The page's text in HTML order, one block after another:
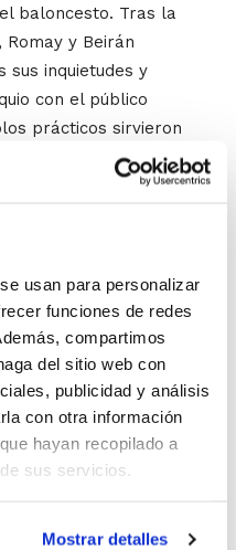
usan para personalizar
funciones de redes
compartimos
del sitio web con
publicidad y análisis
con otra información
hayan recopilado a
sus servicios.
Mostrar detalles
baloncesto. Tras la
Romay y Beirán
inquietudes y
con el público
prácticos sirvieron
a lo largo de la
y Beirán abordaron
del baloncesto.
psicología como a la
y sociales. Para
en el papel que
los padres, a los
considerar que forman
influencia en la
en la conferencia fue